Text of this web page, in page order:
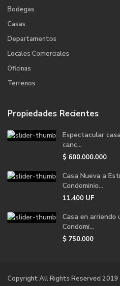
Bodegas
Casas
Departamentos
Locales Comerciales
Oficinas
Terrenos
Propiedades Recientes
Espectacular
canc...
$ 600.000.000
Casa Nueva a
Condominio...
11.400 UF
Casa en arriendo
Condomi...
$ 750.000
Copyright All Rights Reserved 2019